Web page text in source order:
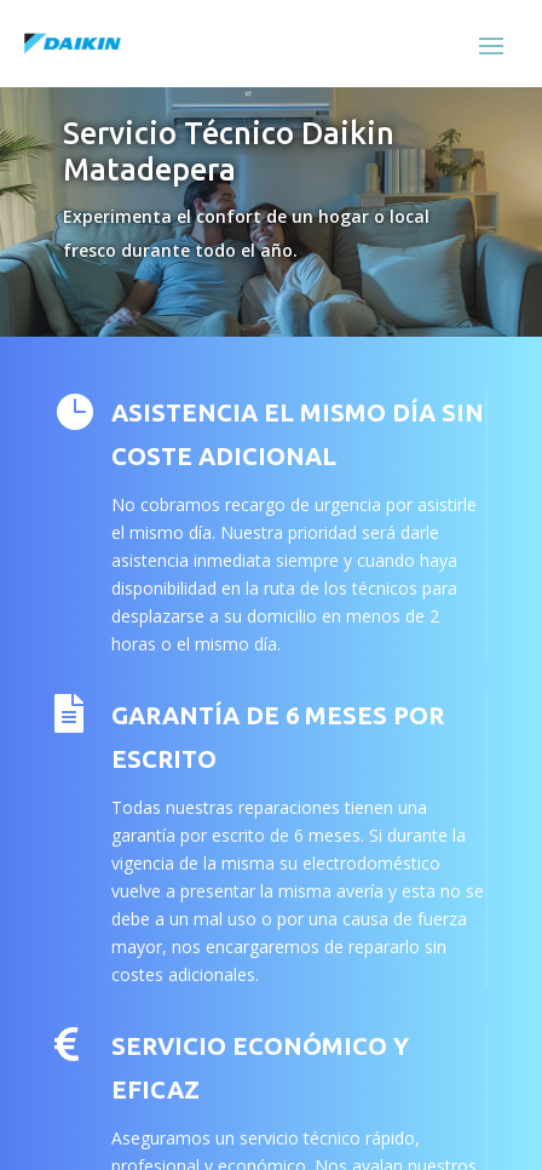
Servicio Técnico Daikin
Matadepera
Experimenta el confort de un hogar o local
fresco durante todo el año.

ASISTENCIA EL MISMO DÍA SIN
COSTE ADICIONAL
No cobramos recargo de urgencia por asistirle
el mismo día. Nuestra prioridad será darle
asistencia inmediata siempre y cuando haya
disponibilidad en la ruta de los técnicos para
desplazarse a su domicilio en menos de 2
horas o el mismo día.

GARANTÍA DE 6 MESES POR
ESCRITO
Todas nuestras reparaciones tienen una
garantía por escrito de 6 meses. Si durante la
vigencia de la misma su electrodoméstico
vuelve a presentar la misma avería y esta no se
debe a un mal uso o por una causa de fuerza
mayor, nos encargaremos de repararlo sin
costes adicionales.

SERVICIO ECONÓMICO Y
EFICAZ
Aseguramos un servicio técnico rápido,